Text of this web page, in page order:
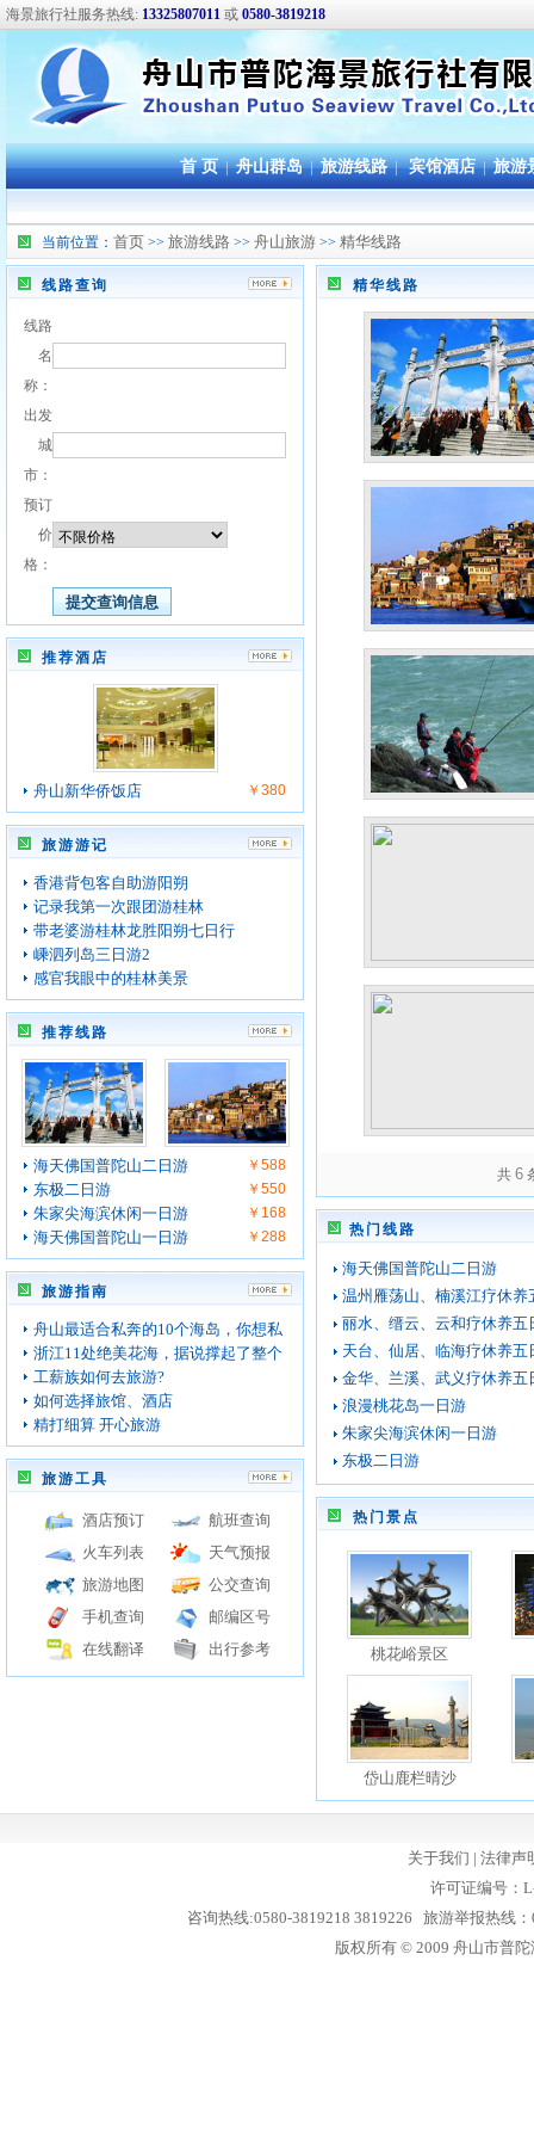
海景旅行社服务热线: 13325807011 或 0580-3819218
首 页 | 舟山群岛 | 旅游线路 | 宾馆酒店 | 旅游
当前位置： 首页 >> 旅游线路 >> 舟山旅游 >> 精华线路
线路查询
线路
名
称：
出发
城
市：
预订
价
格：
推荐酒店
舟山新华侨饭店 ￥380
旅游游记
香港背包客自助游阳朔
记录我第一次跟团游桂林
带老婆游桂林龙胜阳朔七日行
嵊泗列岛三日游2
感官我眼中的桂林美景
推荐线路
海天佛国普陀山二日游 ￥588
东极二日游 ￥550
朱家尖海滨休闲一日游 ￥168
海天佛国普陀山一日游 ￥288
旅游指南
舟山最适合私奔的10个海岛，你想私
浙江11处绝美花海，据说撑起了整个
工薪族如何去旅游?
如何选择旅馆、酒店
精打细算 开心旅游
旅游工具
酒店预订
航班查询
火车列表
天气预报
旅游地图
公交查询
手机查询
邮编区号
在线翻译
出行参考
精华线路
共 6
热门线路
海天佛国普陀山二日游
温州雁荡山、楠溪江疗休养
丽水、缙云、云和疗休养五
天台、仙居、临海疗休养五
金华、兰溪、武义疗休养五
浪漫桃花岛一日游
朱家尖海滨休闲一日游
东极二日游
热门景点
桃花峪景区
岱山鹿栏晴沙
关于我们 | 法律声
许可证编号：
咨询热线:0580-3819218 3819226 旅游举报热线
版权所有 © 2009 舟山市普